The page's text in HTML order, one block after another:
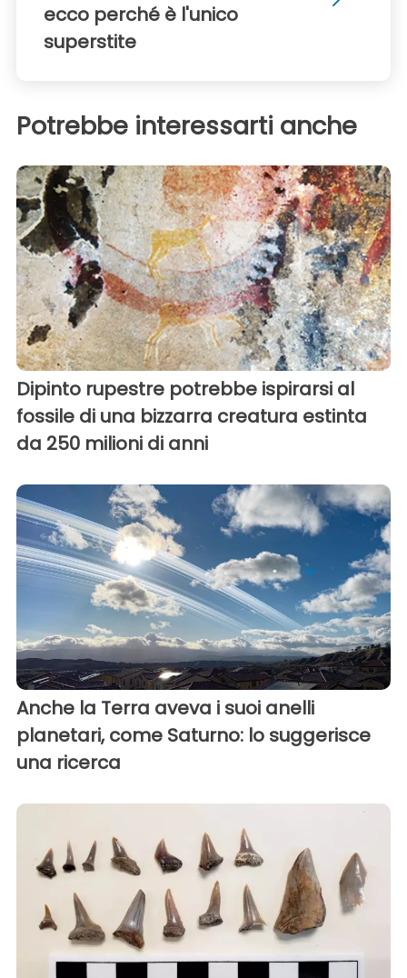
ecco perché è l'unico
superstite
Potrebbe interessarti anche
Dipinto rupestre potrebbe ispirarsi al
fossile di una bizzarra creatura estinta
da 250 milioni di anni
Anche la Terra aveva i suoi anelli
planetari, come Saturno: lo suggerisce
una ricerca